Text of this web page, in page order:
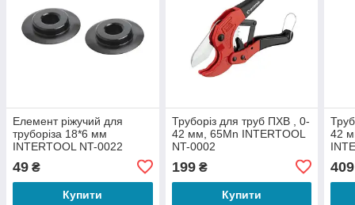
Елемент ріжучий для
труборіза 18*6 мм
INTERTOOL NT-0022
49 ₴
Купити
Труборіз для труб ПХВ , 0-
42 мм, 65Mn INTERTOOL
NT-0002
199₴
Купити
42
409